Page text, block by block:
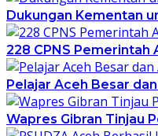
Dukungan Kementan
228 CPNS Pemerintah
Pelajar Aceh Besar
Wapres Gibran Tinjau